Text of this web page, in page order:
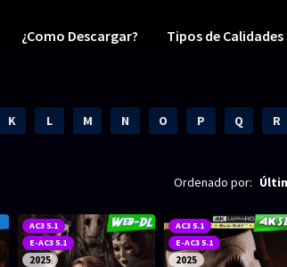
¿Como Descargar? Tipos de Calidades
K L M N O P Q R
Ordenado por:
AC3 5.1
E-AC3 5.1
2025
AC3 5.1
E-AC3 5.1
2025